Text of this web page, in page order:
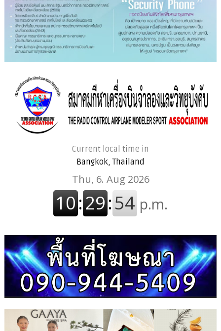
Current local time in
Bangkok, Thailand